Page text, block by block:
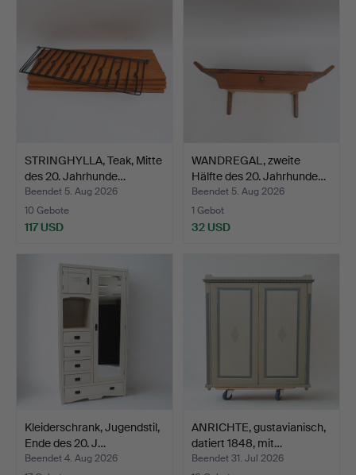
STRINGHYLLA, Teak, Mitte
des 20. Jahrhunde…
Beendet 5. Aug 2026
10 Gebote
117 USD
WANDREGAL, zweite
Hälfte des 20. Jahrhunde…
Beendet 5. Aug 2026
1 Gebot
32 USD
Kleiderschrank, Jugendstil,
Ende des 20. J…
Beendet 4. Aug 2026
ANRICHTE, gustavianisch,
datiert 1848, mit…
Beendet 31. Jul 2026